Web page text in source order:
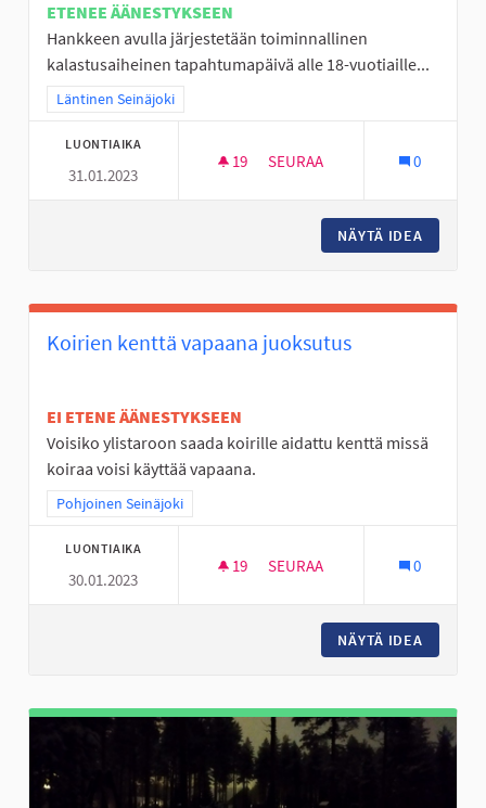
ETENEE ÄÄNESTYKSEEN
Hankkeen avulla järjestetään toiminnallinen
kalastusaiheinen tapahtumapäivä alle 18-vuotiaille...
Rajaa tulokset teeman mukaan: Läntinen Seinäjoki
Läntinen Seinäjoki
LUONTIAIKA
31.01.2023
19 19 SEURAAJAA
SEURAA 0
NÄYTÄ IDEA
Koirien kenttä vapaana juoksutus
EI ETENE ÄÄNESTYKSEEN
Voisiko ylistaroon saada koirille aidattu kenttä missä
koiraa voisi käyttää vapaana.
Rajaa tulokset teeman mukaan: Pohjoinen Seinäjoki
Pohjoinen Seinäjoki
LUONTIAIKA
30.01.2023
19 19 SEURAAJAA
SEURAA 0
NÄYTÄ IDEA